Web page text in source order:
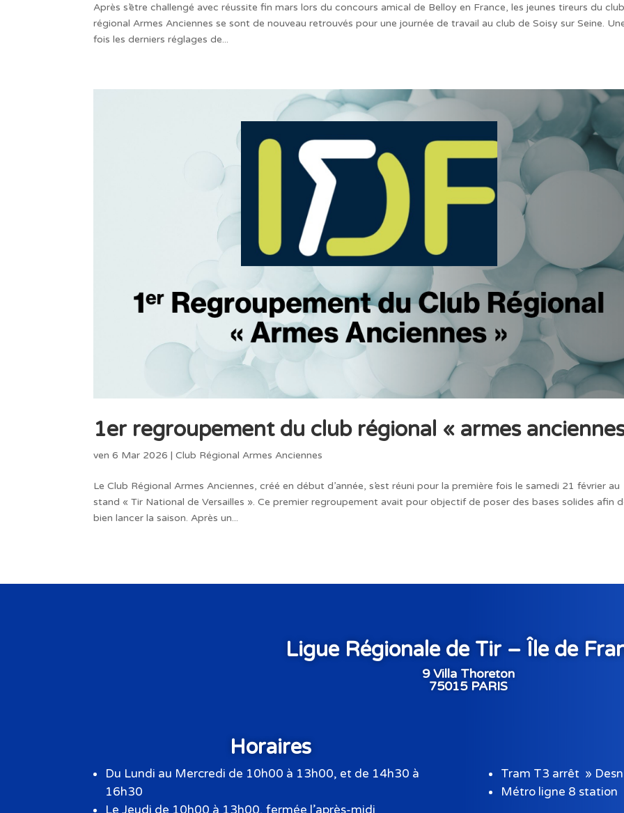
Après s’être challengé avec réussite fin mars lors du concours amical de Belloy en France, les jeunes tireurs du
régional Armes Anciennes se sont de nouveau retrouvés pour une journée de travail au club de Soisy sur Seine.
fois les derniers réglages de...
1er regroupement du club régional « armes
ven 6 Mar 2026 |Club Régional Armes Anciennes
Le Club Régional Armes Anciennes, créé en début d’année, s’est réuni pour la première fois le samedi 21 février au
stand « Tir National de Versailles ». Ce premier regroupement avait pour objectif de poser des bases solides afin
bien lancer la saison. Après un...
Ligue Régionale de Tir – Île de
9 Villa Thoreton
75015 PARIS
Horaires
Du Lundi au Mercredi de 10h00 à 13h00, et de 14h30 à
16h30
Le Jeudi de 10h00 à 13h00, fermée l’après-midi
Tram T3 arrêt »
Métro ligne 8 station